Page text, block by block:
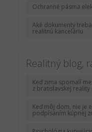
Ochranné pásma
Aké dokumenty
realitnú kanceláriu
Realitný blog,
Keď zima spomalí
z bratislavskej
Keď môj dom, nie je
podpísaním kúpnej